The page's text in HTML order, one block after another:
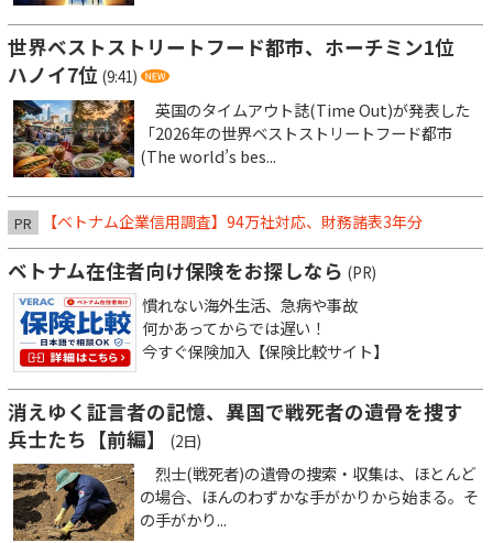
世界ベストストリートフード都市、ホーチミン1位
ハノイ7位 (9:41)
英国のタイムアウト誌(Time Out)が発表した
「2026年の世界ベストストリートフード都市
(The world’s bes...
PR 【ベトナム企業信用調査】94万社対応、財務諸表3年分
ベトナム在住者向け保険をお探しなら (PR)
慣れない海外生活、急病や事故
何かあってからでは遅い！
今すぐ保険加入【保険比較サイト】
消えゆく証言者の記憶、異国で戦死者の遺骨を捜す
兵士たち【前編】
(2日)
烈士(戦死者)の遺骨の捜索・収集は、ほとんど
の場合、ほんのわずかな手がかりから始まる。そ
の手がかり...